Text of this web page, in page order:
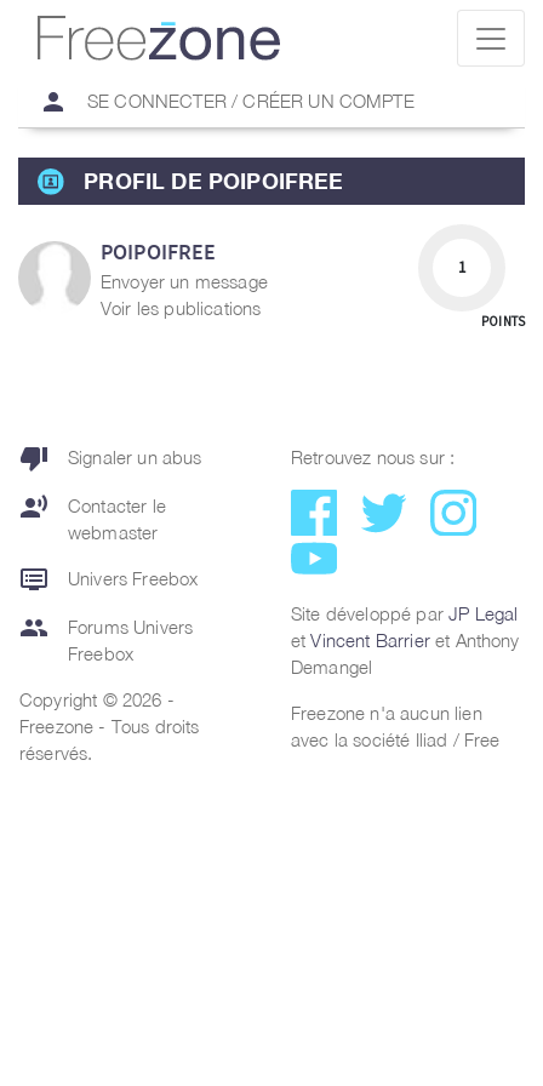
person SE CONNECTER / CRÉER UN COMPTE
PROFIL DE POIPOIFREE
POIPOIFREE
Envoyer un message
Voir les publications
1
POINTS
thumb_down Signaler un abus
record_voice_over
Contacter le
webmaster
dvr Univers Freebox
group
Forums Univers
Freebox
Copyright © 2026 -
Freezone - Tous droits
réservés.
Retrouvez nous sur :
Site développé parJP Legal
etVincent Barrieret Anthony
Demangel
Freezone n'a aucun lien
avec la société Iliad / Free